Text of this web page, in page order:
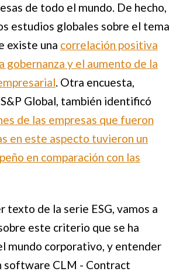
de todo el mundo. De hecho,
estudios globales sobre el tema
existe una correlación positiva
gobernanza y el aumento de la
. Otra encuesta,
Global, también identificó
de las empresas que fueron
en este aspecto tuvieron un
en comparación con las
texto de la serie ESG, vamos a
este criterio que se ha
mundo corporativo, y entender
software CLM - Contract